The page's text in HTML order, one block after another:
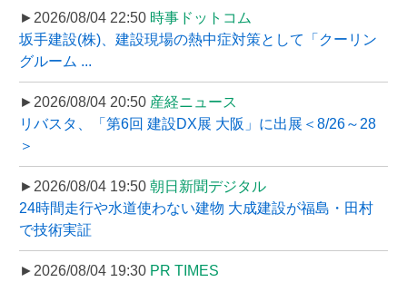
►2026/08/04 22:50 時事ドットコム
坂手建設(株)、建設現場の熱中症対策として「クーリン
グルーム ...
►2026/08/04 20:50 産経ニュース
リバスタ、「第6回 建設DX展 大阪」に出展＜8/26～28
＞
►2026/08/04 19:50 朝日新聞デジタル
24時間走行や水道使わない建物 大成建設が福島・田村
で技術実証
►2026/08/04 19:30 PR TIMES